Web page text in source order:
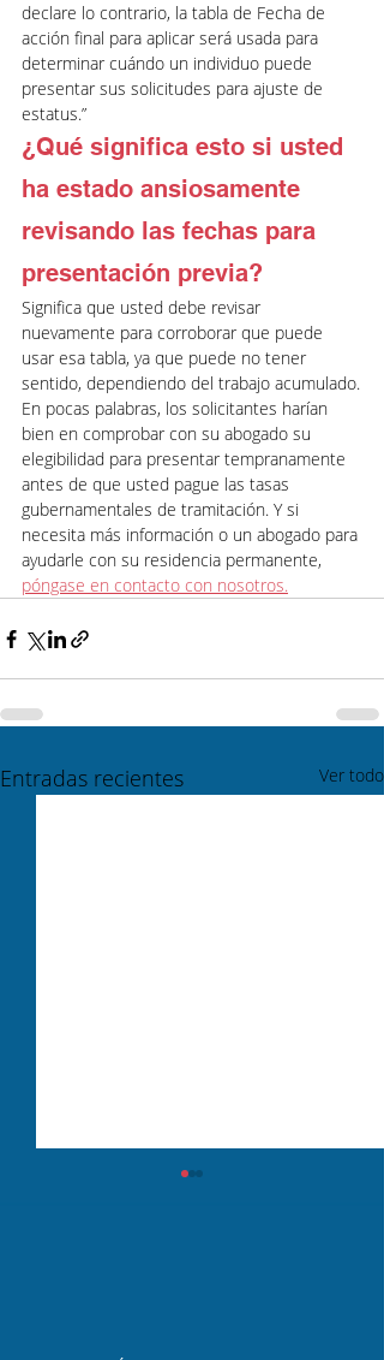
declare lo contrario, la tabla de Fecha de
acción final para aplicar será usada para
determinar cuándo un individuo puede
presentar sus solicitudes para ajuste de
estatus.”
¿Qué significa esto si usted
ha estado ansiosamente
revisando las fechas para
presentación previa?
Significa que usted debe revisar
nuevamente para corroborar que puede
usar esa tabla, ya que puede no tener
sentido, dependiendo del trabajo acumulado.
En pocas palabras, los solicitantes harían
bien en comprobar con su abogado su
elegibilidad para presentar tempranamente
antes de que usted pague las tasas
gubernamentales de tramitación. Y si
necesita más información o un abogado para
ayudarle con su residencia permanente,
póngase en contacto con nosotros.
Entradas recientes Ver todo